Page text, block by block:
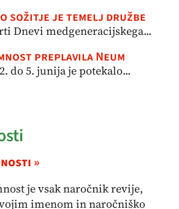
sožitje je temelj družbe
Dnevi medgeneracijskega...
preplavila Neum
do 5. junija je potekalo...
»
je vsak naročnik revije,
imenom in naročniško